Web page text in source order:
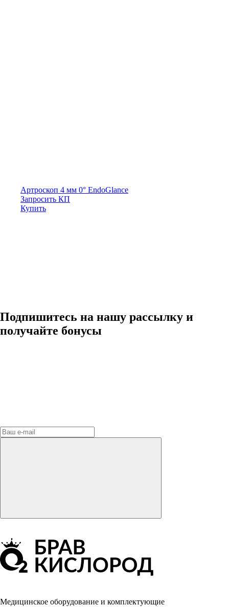
Артроскоп 4 мм 0° EndoGlance
Запросить КП
Купить
Подпишитесь на нашу рассылку и
получайте бонусы
Медицинское оборудование и комплектующие